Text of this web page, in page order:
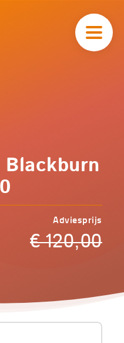
Adviesprijs
€120,00